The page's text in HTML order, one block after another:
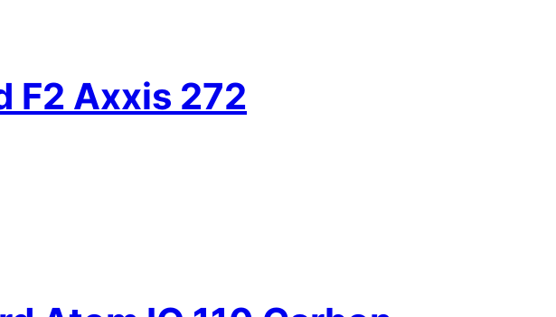
F2 Axxis 272